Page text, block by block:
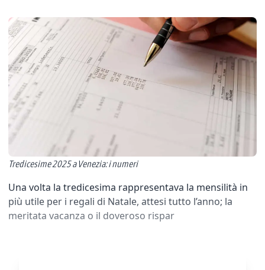
Tredicesime 2025 a Venezia: i numeri
Una volta la tredicesima rappresentava la mensilità in
più utile per i regali di Natale, attesi tutto l’anno; la
meritata vacanza o il doveroso rispar